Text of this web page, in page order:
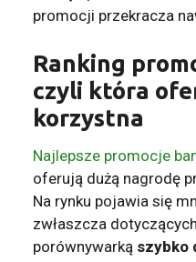
promocji przekracza
Ranking
czyli która
korzystna
Najlepsze promocje
oferują dużą nagrodę
Na rynku pojawia się
zwłaszcza
porównywarką szybko